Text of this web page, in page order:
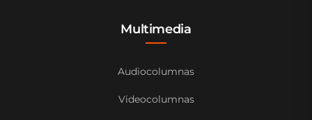
Multimedia
Audiocolumnas
Videocolumnas